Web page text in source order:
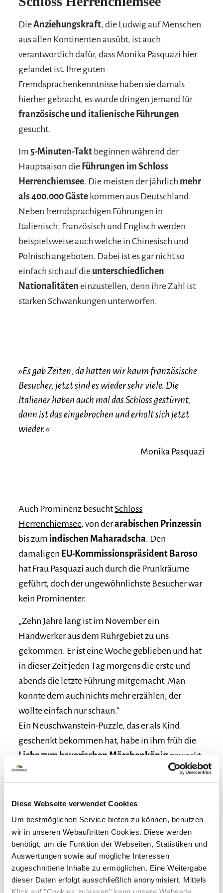
Diese Webseite verwendet Cookies
Um bestmöglichen Service bieten zu können, benutzen
wir in unseren Webauftritten Cookies. Diese werden
benötigt, um die Funktion der Webseiten, Statistiken und
Auswertungen sowie auf mögliche Interessen
zugeschnittene Inhalte zu ermöglichen. Eine Weitergabe
dieser Daten erfolgt ausschließlich anonymisiert. Mittels
DieAnziehungskraft, die Ludwig auf Menschen
aus allen Kontinenten ausübt, ist auch
verantwortlich dafür, dass Monika Pasquazi hier
gelandet ist. Ihre guten
Fremdsprachenkenntnisse haben sie damals
hierher gebracht, es wurde dringen jemand für
französische und italienische Führungen
gesucht.
Im 5-Minuten-Takt beginnen während der
Hauptsaison die Führungen im Schloss
Herrenchiemsee. Die meisten der jährlich mehr
als 400.000 Gäste kommen aus Deutschland.
Neben fremdsprachigen Führungen in
Italienisch, Französisch und Englisch werden
beispielsweise auch welche in Chinesisch und
Polnisch angeboten. Dabei ist es gar nicht so
einfach sich auf die unterschiedlichen
Nationalitäten einzustellen, denn ihre Zahl ist
starken Schwankungen unterworfen.
»Es gab Zeiten, da hatten wir kaum französische
Besucher, jetzt sind es wieder sehr viele. Die
Italiener haben auch mal das Schloss gestürmt,
dann ist das eingebrochen und erholt sich jetzt
wieder.«
Monika Pasquazi
Auch Prominenz besucht Schloss
Herrenchiemsee, von derarabischen Prinzessin
bis zum indischen Maharadscha. Den
damaligen EU-Kommissionspräsident Baroso
hat Frau Pasquazi auch durch die Prunkräume
geführt, doch der ungewöhnlichste Besucher war
kein Prominenter.
„Zehn Jahre lang ist im November ein
Handwerker aus dem Ruhrgebiet zu uns
gekommen. Er ist eine Woche geblieben und hat
in dieser Zeit jeden Tag morgens die erste und
abends die letzte Führung mitgemacht. Man
konnte dem auch nichts mehr erzählen, der
wollte einfach nur schaun.“
Ein Neuschwanstein-Puzzle, das er als Kind
geschenkt bekommen hat, habe in ihm früh die
Liebe zum bayerischen Märchenköniggeweckt,
verriet der Besucher Monika Pasquazi.
Herrenchiemsee, der Vater hatte sie damals
mitgenommen. Erinnerungen an das Schloss
sind ihr davon nicht geblieben, nur an die
Brunnendavor. Damals gab es keine
Wasserspiele, sie waren mit Sand gefüllt. Der
Vater hatte sie auf einen der Brunnen gehoben